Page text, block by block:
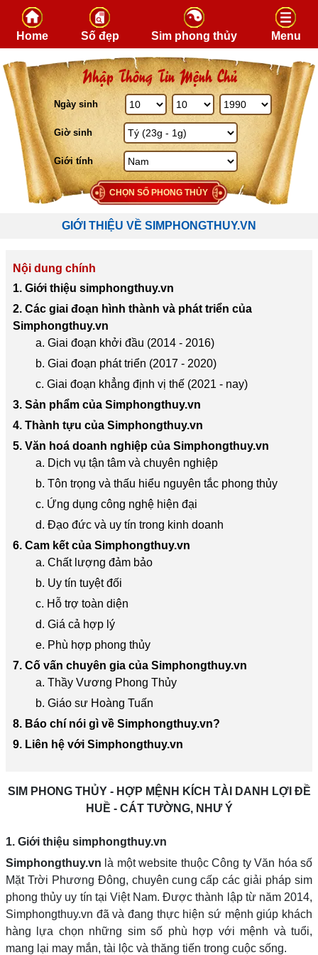
Skip to content
Home Số đẹp Sim phong thủy Menu
Nhập Thông Tin Mệnh Chủ
Ngày sinh
Giờ sinh
Giới tính
CHỌN SỐ PHONG THỦY
GIỚI THIỆU VỀ SIMPHONGTHUY.VN
Nội dung chính
1. Giới thiệu simphongthuy.vn
2. Các giai đoạn hình thành và phát triển của
Simphongthuy.vn
a. Giai đoạn khởi đầu (2014 - 2016)
b. Giai đoạn phát triển (2017 - 2020)
c. Giai đoạn khẳng định vị thế (2021 - nay)
3. Sản phẩm của Simphongthuy.vn
4. Thành tựu của Simphongthuy.vn
5. Văn hoá doanh nghiệp của Simphongthuy.vn
a. Dịch vụ tận tâm và chuyên nghiệp
b. Tôn trọng và thấu hiểu nguyên tắc phong thủy
c. Ứng dụng công nghệ hiện đại
d. Đạo đức và uy tín trong kinh doanh
6. Cam kết của Simphongthuy.vn
a. Chất lượng đảm bảo
b. Uy tín tuyệt đối
c. Hỗ trợ toàn diện
d. Giá cả hợp lý
e. Phù hợp phong thủy
7. Cố vấn chuyên gia của Simphongthuy.vn
a. Thầy Vương Phong Thủy
b. Giáo sư Hoàng Tuấn
8. Báo chí nói gì về Simphongthuy.vn?
9. Liên hệ với Simphongthuy.vn
SIM PHONG THỦY - HỢP MỆNH KÍCH TÀI DANH LỢI ĐỀ
HUỀ - CÁT TƯỜNG, NHƯ Ý
1. Giới thiệu simphongthuy.vn
Simphongthuy.vn là một website thuộc Công ty Văn hóa số
Mặt Trời Phương Đông, chuyên cung cấp các giải pháp sim
phong thủy uy tín tại Việt Nam. Được thành lập từ năm 2014,
Simphongthuy.vn đã và đang thực hiện sứ mệnh giúp khách
hàng lựa chọn những sim số phù hợp với mệnh và tuổi,
mang lại may mắn, tài lộc và thăng tiến trong cuộc sống.